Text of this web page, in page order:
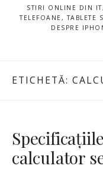
STIRI ONLINE DIN
TELEFOANE,
DESPRE
ETICHETĂ:
calculator